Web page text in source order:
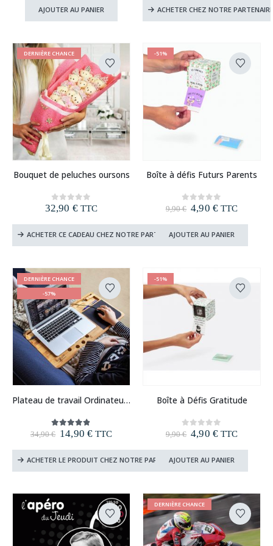
était :
7,90 €.
est :
4,90 €.
AJOUTER AU PANIER ACHETER CHEZ NOTRE
DERNIÈRE CHANCE
Bouquet de peluches oursons
0 out of 5
32,90 € TTC
ACHETER CE CADEAU CHEZ NOTRE PARTENAIRE
-51%
Boîte à défis Futurs Parents
0 out of 5
9,90€ Le
initial
était :
9,90 €.
4,90 €Le
actuel
est :
4,90 €.
TTC
AJOUTER AU PANIER
DERNIÈRE CHANCE
-57%
Plateau de travail Ordinateur Bambou
4.77out of 5
34,90€ Le
initial
était :
34,90 €.
14,90 €Le
actuel
est :
14,90 €.
TTC
ACHETER LE PRODUIT CHEZ NOTRE PARTENAIRE
-51%
Boîte à Défis Gratitude
0 out of 5
9,90€ Le
initial
était :
9,90 €.
4,90 €Le
actuel
est :
4,90 €.
TTC
AJOUTER AU PANIER
DERNIÈRE CHANCE